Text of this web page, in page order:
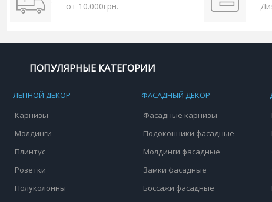
от 10.000грн.
ПОПУЛЯРНЫЕ КАТЕГОРИИ
ЛЕПНОЙ ДЕКОР
Карнизы
Молдинги
Плинтус
Розетки
Полуколонны
ФАСАДНЫЙ ДЕКОР
Фасадные карнизы
Подоконники фасадные
Молдинги фасадные
Замки фасадные
Боссажи фасадные